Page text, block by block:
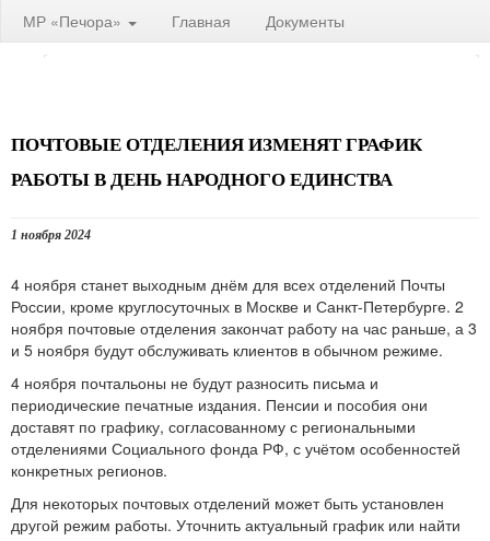
МР «Печора» Главная Документы
ПОЧТОВЫЕ ОТДЕЛЕНИЯ ИЗМЕНЯТ ГРАФИК
РАБОТЫ В ДЕНЬ НАРОДНОГО ЕДИНСТВА
1 ноября 2024
4 ноября станет выходным днём для всех отделений Почты
России, кроме круглосуточных в Москве и Санкт-Петербурге. 2
ноября почтовые отделения закончат работу на час раньше, а 3
и 5 ноября будут обслуживать клиентов в обычном режиме.
4 ноября почтальоны не будут разносить письма и
периодические печатные издания. Пенсии и пособия они
доставят по графику, согласованному с региональными
отделениями Социального фонда РФ, с учётом особенностей
конкретных регионов.
Для некоторых почтовых отделений может быть установлен
другой режим работы. Уточнить актуальный график или найти